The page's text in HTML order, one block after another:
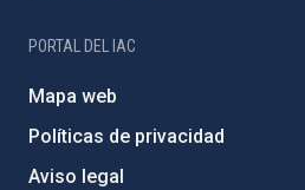
PORTAL DEL IAC
Mapa web
Políticas de privacidad
Aviso legal